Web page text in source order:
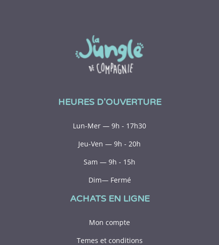
HEURES D'OUVERTURE
Lun-Mer — 9h - 17h30
Jeu-Ven — 9h - 20h
Sam — 9h - 15h
Dim— Fermé
ACHATS EN LIGNE
Mon compte
Temes et conditions